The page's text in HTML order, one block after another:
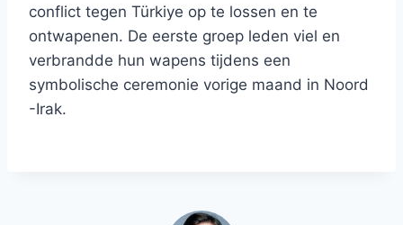
conflict tegen Türkiye op te lossen en te
ontwapenen. De eerste groep leden viel en
verbrandde hun wapens tijdens een
symbolische ceremonie vorige maand in Noord
-Irak.